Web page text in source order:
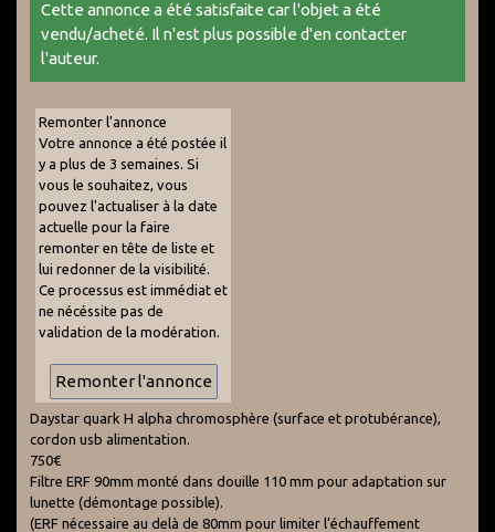
Cette annonce a été satisfaite car l'objet a été
vendu/acheté. Il n'est plus possible d'en contacter
l'auteur.
Remonter l'annonce
Votre annonce a été postée il
y a plus de 3 semaines. Si
vous le souhaitez, vous
pouvez l'actualiser à la date
actuelle pour la faire
remonter en tête de liste et
lui redonner de la visibilité.
Ce processus est immédiat et
ne nécéssite pas de
validation de la modération.
Daystar quark H alpha chromosphère (surface et protubérance),
cordon usb alimentation.
750€
Filtre ERF 90mm monté dans douille 110 mm pour adaptation sur
lunette (démontage possible).
(ERF nécessaire au delà de 80mm pour limiter l’échauffement